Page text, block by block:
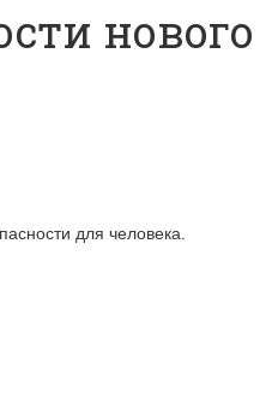
нового
для человека.